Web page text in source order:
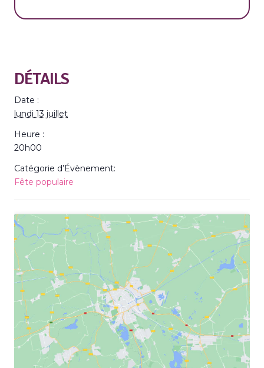
DÉTAILS
Date :
lundi 13 juillet
Heure :
20h00
Catégorie d’Évènement:
Fête populaire